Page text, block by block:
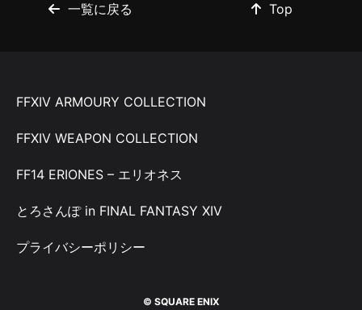
一覧に戻る Top
FFXIV ARMOURY COLLECTION
FFXIV WEAPON COLLECTION
FF14 ERIONES – エリオネス
とろさんぽ in FINAL FANTASY XIV
プライバシーポリシー
© SQUARE ENIX